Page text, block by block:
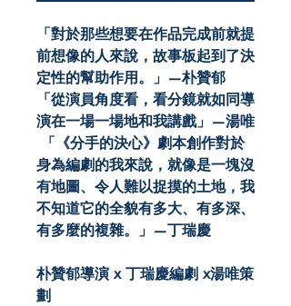
「對於那些想要在作品完成前就提
前想像的人來說，故事板起到了決
定性的幫助作用。」—朴贊郁
「從演員角度看，看分鏡就如同導
演在一場一場地和我講戲」—湯唯
「《分手的決心》劇本創作對於
身為編劇的我來說，就像是一塊沒
有地圖、令人難以捉摸的土地，我
不知道它的全貌有多大、有多深、
有多麼的複雜。」—丁瑞慶
朴贊郁導演 x丁瑞慶編劇 x湯唯策
劃